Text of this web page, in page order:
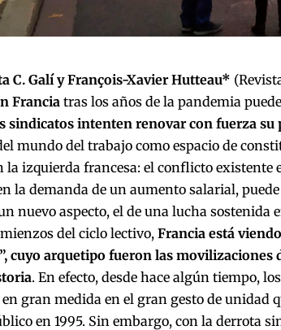
C. Galí y François-Xavier Hutteau* (
Francia tras los años de la pandemia
sindicatos intenten renovar con fuerza su
mundo del trabajo como espacio de
la izquierda francesa: el conflicto existente
la demanda de un aumento salarial,
nuevo aspecto, el de una lucha sostenida
del ciclo lectivo, Francia está
cuyo arquetipo fueron las movilizaciones
. En efecto, desde hace algún tiempo,
gran medida en el gran gesto de unidad
en 1995. Sin embargo, con la derrota